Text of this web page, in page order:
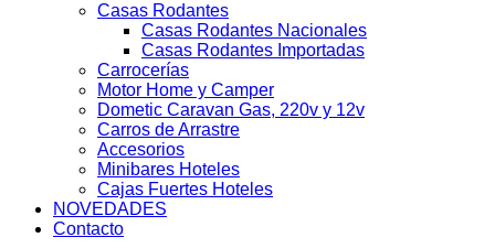
Casas Rodantes
Casas Rodantes Nacionales
Casas Rodantes Importadas
Carrocerías
Motor Home y Camper
Dometic Caravan Gas, 220v y 12v
Carros de Arrastre
Accesorios
Minibares Hoteles
Cajas Fuertes Hoteles
NOVEDADES
Contacto